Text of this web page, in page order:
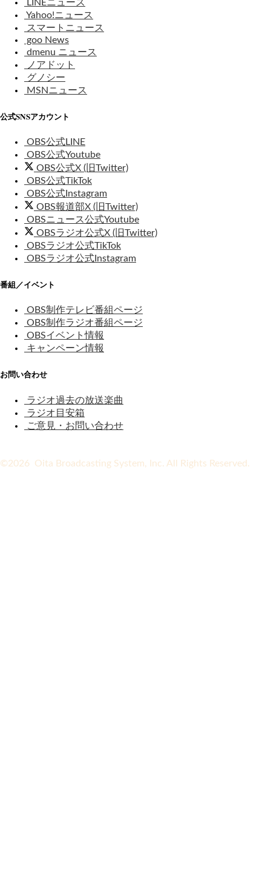
LINEニュース
Yahoo!ニュース
スマートニュース
goo News
dmenu ニュース
ノアドット
グノシー
MSNニュース
公式SNSアカウント
OBS公式LINE
OBS公式Youtube
OBS公式X (旧Twitter)
OBS公式TikTok
OBS公式Instagram
OBS報道部X (旧Twitter)
OBSニュース公式Youtube
OBSラジオ公式X (旧Twitter)
OBSラジオ公式TikTok
OBSラジオ公式Instagram
番組／イベント
OBS制作テレビ番組ページ
OBS制作ラジオ番組ページ
OBSイベント情報
キャンペーン情報
お問い合わせ
ラジオ過去の放送楽曲
ラジオ目安箱
ご意見・お問い合わせ
©2026 Oita Broadcasting System, Inc. All Rights Reserved.